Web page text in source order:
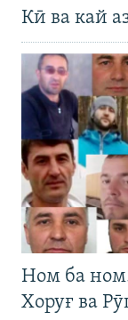
Кӣ ва кай
Ном ба
Хоруғ ва